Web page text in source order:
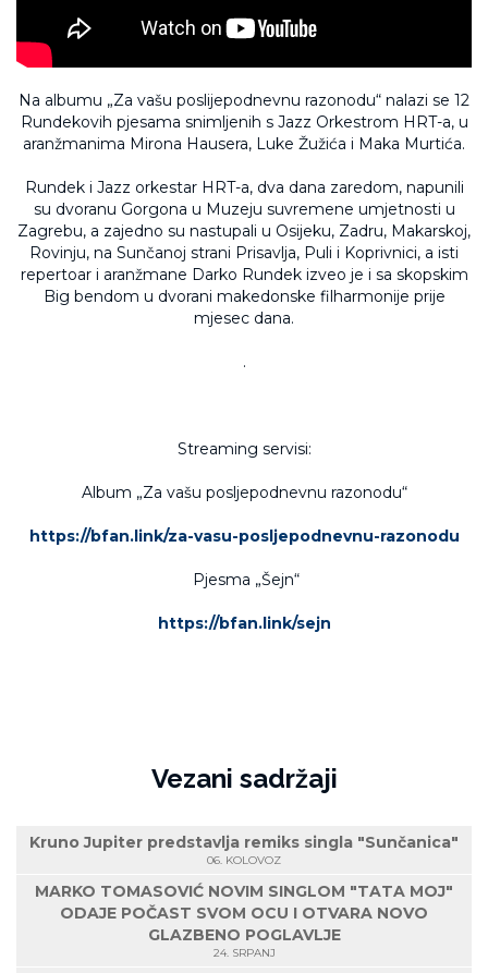
Na albumu „Za vašu poslijepodnevnu razonodu“ nalazi se 12
Rundekovih pjesama snimljenih s Jazz Orkestrom HRT-a, u
aranžmanima Mirona Hausera, Luke Žužića i Maka Murtića.
Rundek i Jazz orkestar HRT-a, dva dana zaredom, napunili
su dvoranu Gorgona u Muzeju suvremene umjetnosti u
Zagrebu, a zajedno su nastupali u Osijeku, Zadru, Makarskoj,
Rovinju, na Sunčanoj strani Prisavlja, Puli i Koprivnici, a isti
repertoar i aranžmane Darko Rundek izveo je i sa skopskim
Big bendom u dvorani makedonske filharmonije prije
mjesec dana.
.
Streaming servisi:
Album „Za vašu posljepodnevnu razonodu“
https://bfan.link/za-vasu-posljepodnevnu-razonodu
Pjesma „Šejn“
https://bfan.link/sejn
Vezani sadržaji
Kruno Jupiter predstavlja remiks singla "Sunčanica"
06. KOLOVOZ
MARKO TOMASOVIĆ NOVIM SINGLOM "TATA MOJ"
ODAJE POČAST SVOM OCU I OTVARA NOVO
GLAZBENO POGLAVLJE
24. SRPANJ